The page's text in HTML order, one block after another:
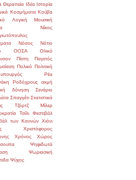
Θεραπεία Ιδέα Ιστορία
Κοσμήματα Κούβα
Λογική
Μουσική
Νίκος
Νόσος
Νότιο
ΟΟΣΑ
Ολικό
Πίστη
Παγετός
Πολικό Πολιτική
Ρέα
Ροδόχρους ακμή
δόνηση
Σενάριο
Σπαγγέτι Στατιστικά
Τζόρτζ Μίλερ
Τσίλι
Φεστιβάλ
των Καννών Χιόνι
Χριστόφορος
Χρόνος
Χώρος
Ψηφιδωτά
Ψωριασική
Ψύχος